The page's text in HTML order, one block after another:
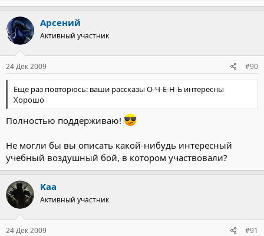
Арсений
Активный участник
24 Дек 2009 #90
Еще раз повторюсь: ваши рассказы О-Ч-Е-Н-Ь интересны
Хорошо
Полностью поддерживаю!
Не могли бы вы описать какой-нибудь интересный
учебный воздушный бой, в котором участвовали?
Kaa
Активный участник
24 Дек 2009 #91